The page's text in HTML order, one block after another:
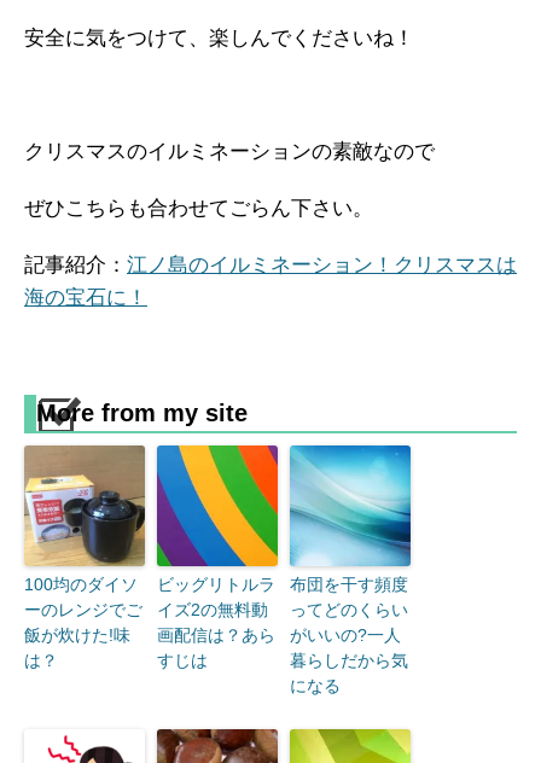
安全に気をつけて、楽しんでくださいね！
クリスマスのイルミネーションの素敵なので
ぜひこちらも合わせてごらん下さい。
記事紹介： 江ノ島のイルミネーション！クリスマスは
海の宝石に！
More from my site
100均のダイソ
ーのレンジでご
飯が炊けた!味
は？
ビッグリトルラ
イズ2の無料動
画配信は？あら
すじは
布団を干す頻度
ってどのくらい
がいいの?一人
暮らしだから気
になる